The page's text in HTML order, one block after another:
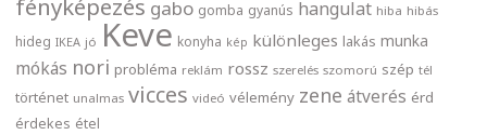
fényképezés gabo gomba gyanús hangulat hiba hibás
hideg IKEA jó Keve konyha kép különleges lakás munka
mókás nori probléma reklám rossz szerelés szomorú szép tél
történet unalmas vicces videó vélemény zene átverés érd
érdekes étel